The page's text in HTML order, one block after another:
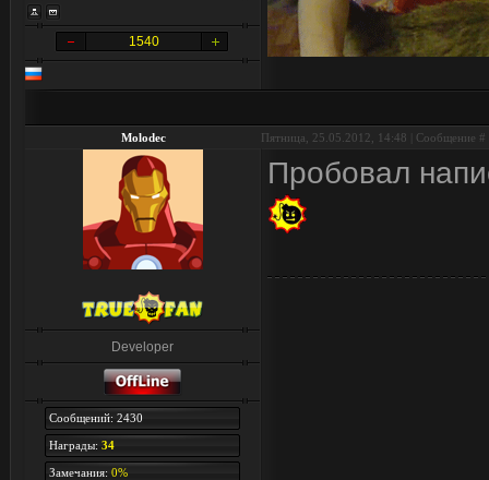
1540
Molodec Пятница, 25.05.2012, 14:48 | Сообщение #
Developer
Сообщений: 2430
Награды: 34
Замечания: 0%
Пробовал